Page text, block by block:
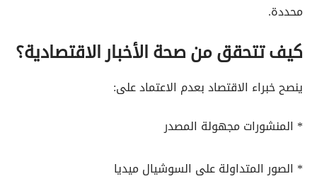
محددة.
كيف تتحقق من صحة الأخبار الاقتصادية؟
ينصح خبراء الاقتصاد بعدم الاعتماد على:
* المنشورات مجهولة المصدر
* الصور المتداولة على السوشيال ميديا